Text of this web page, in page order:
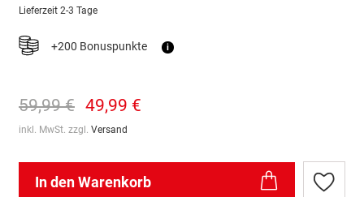
Lieferzeit 2-3 Tage
+200 Bonuspunkte i
59,99 € 49,99 €
inkl. MwSt. zzgl. Versand
In den Warenkorb
Zur